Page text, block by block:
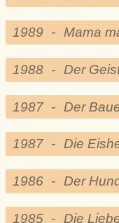
1989 - Mama
1988 - Der
1987 - Der
1987 - Die
1986 - Der
1985 - Die